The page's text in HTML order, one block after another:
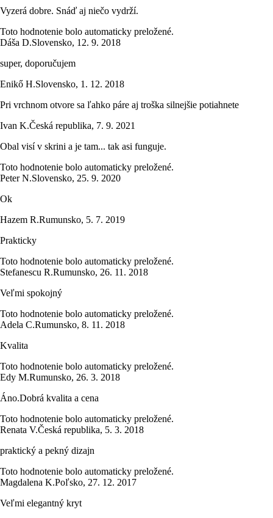
Vyzerá dobre. Snáď aj niečo vydrží.
Toto hodnotenie bolo automaticky preložené.
Dáša D.Slovensko, 12. 9. 2018
super, doporučujem
Enikő H.Slovensko, 1. 12. 2018
Pri vrchnom otvore sa ľahko páre aj troška silnejšie potiahnete
Ivan K.Česká republika, 7. 9. 2021
Obal visí v skrini a je tam... tak asi funguje.
Toto hodnotenie bolo automaticky preložené.
Peter N.Slovensko, 25. 9. 2020
Ok
Hazem R.Rumunsko, 5. 7. 2019
Prakticky
Toto hodnotenie bolo automaticky preložené.
Stefanescu R.Rumunsko, 26. 11. 2018
Veľmi spokojný
Toto hodnotenie bolo automaticky preložené.
Adela C.Rumunsko, 8. 11. 2018
Kvalita
Toto hodnotenie bolo automaticky preložené.
Edy M.Rumunsko, 26. 3. 2018
Áno.Dobrá kvalita a cena
Toto hodnotenie bolo automaticky preložené.
Renata V.Česká republika, 5. 3. 2018
praktický a pekný dizajn
Toto hodnotenie bolo automaticky preložené.
Magdalena K.Poľsko, 27. 12. 2017
Veľmi elegantný kryt